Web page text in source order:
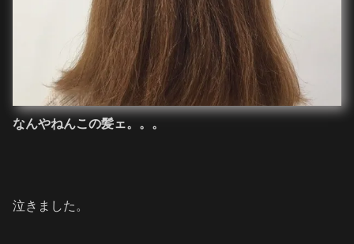
なんやねんこの髪ェ。。。
泣きました。